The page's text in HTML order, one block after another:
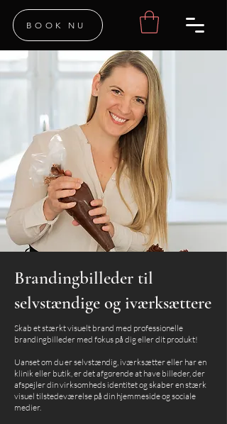
BOOK NU
Brandingbilleder til
selvstændige og iværksættere
Skab et stærkt visuelt brand med professionelle
brandingbilleder med fokus på dig eller dit produkt!
Uanset om du er selvstændig, iværksætter eller har en
klinik eller butik, er det afgørende at have billeder, der
afspejler din virksomheds identitet og skaber en stærk
visuel tilstedeværelse på din hjemmeside og sociale
medier.